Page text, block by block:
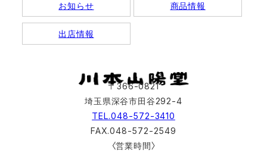
〒366-0821
埼玉県深谷市田谷292-4
TEL.048-572-3410
FAX.048-572-2549
〈営業時間〉
お知らせ 商品情報
出店情報